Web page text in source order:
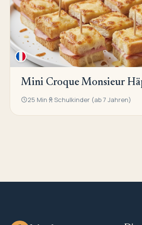
Mini Croque Monsieur
25 Min Schulkinder (ab 7 Jahren)